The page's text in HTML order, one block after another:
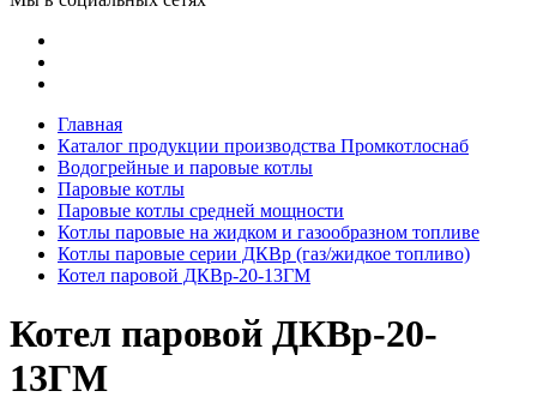
Главная
Каталог продукции производства Промкотлоснаб
Водогрейные и паровые котлы
Паровые котлы
Паровые котлы средней мощности
Котлы паровые на жидком и газообразном топливе
Котлы паровые серии ДКВр (газ/жидкое топливо)
Котел паровой ДКВр-20-13ГМ
Котел паровой ДКВр-20-
13ГМ